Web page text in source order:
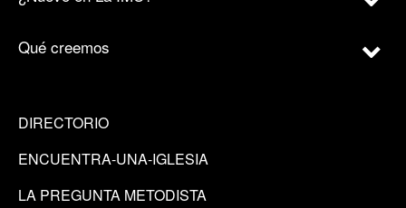
Qué creemos
DIRECTORIO
ENCUENTRA-UNA-IGLESIA
LA PREGUNTA METODISTA